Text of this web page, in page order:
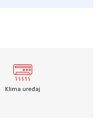
Klima uređaj